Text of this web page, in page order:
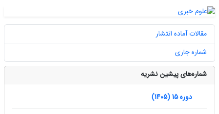
مقالات آماده انتشار
شماره جاری
شماره‌های پیشین نشریه
دوره 15 (1405)